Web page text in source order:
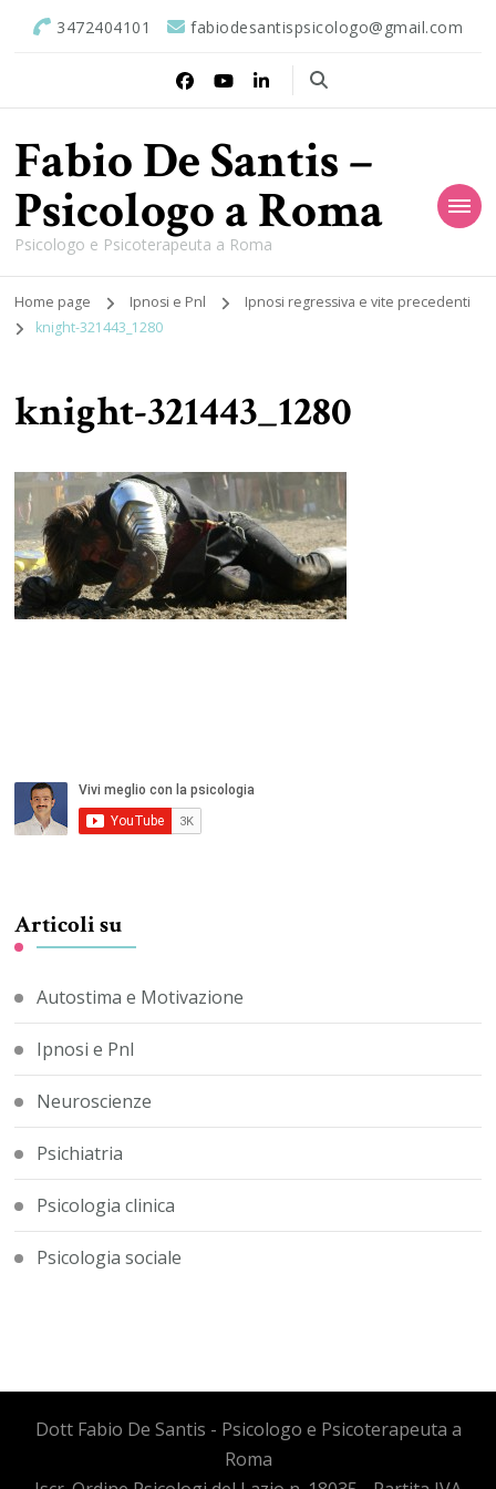
3472404101 fabiodesantispsicologo@gmail.com
Fabio De Santis –
Psicologo a Roma
Psicologo e Psicoterapeuta a Roma
Home page Ipnosi e Pnl
Ipnosi regressiva e vite precedenti
knight-321443_1280
knight-321443_1280
Articoli su
Autostima e Motivazione
Ipnosi e Pnl
Neuroscienze
Psichiatria
Psicologia clinica
Psicologia sociale
Dott Fabio De Santis - Psicologo e Psicoterapeuta a
Roma